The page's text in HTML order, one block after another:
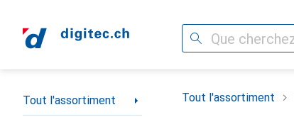
Recherche
Navigation par catégorie
Tout l'assortiment Tout l'assortiment